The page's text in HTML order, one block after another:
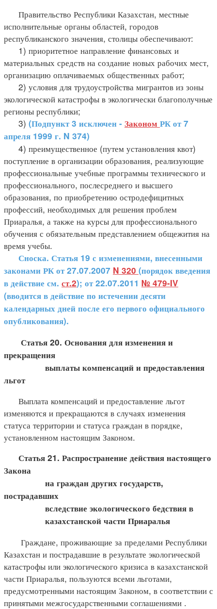
Правительство Республики Казахстан, местные
исполнительные органы областей, городов
республиканского значения, столицы обеспечивают:
1) приоритетное направление финансовых и
материальных средств на создание новых рабочих мест,
организацию оплачиваемых общественных работ;
2) условия для трудоустройства мигрантов из зоны
экологической катастрофы в экологически благополучные
регионы республики;
3) (Подпункт 3 исключен - Законом РК от 7
апреля 1999 г. N 374)
4) преимущественное (путем установления квот)
поступление в организации образования, реализующие
профессиональные учебные программы технического и
профессионального, послесреднего и высшего
образования, по приобретению остродефицитных
профессий, необходимых для решения проблем
Приаралья, а также на курсы для профессионального
обучения с обязательным представлением общежития на
время учебы.
Сноска. Статья 19 с изменениями, внесенными
законами РК от 27.07.2007 N 320 (порядок введения
в действие см. ст.2); от 22.07.2011 № 479-IV
(вводится в действие по истечении десяти
календарных дней после его первого официального
опубликования).
Статья 20. Основания для изменения и
прекращения
выплаты компенсаций и предоставления
льгот
Выплата компенсаций и предоставление льгот
изменяются и прекращаются в случаях изменения
статуса территории и статуса граждан в порядке,
установленном настоящим Законом.
Статья 21. Распространение действия настоящего
Закона
на граждан других государств,
пострадавших
вследствие экологического бедствия в
казахстанской части Приаралья
Граждане, проживающие за пределами Республики
Казахстан и пострадавшие в результате экологической
катастрофы или экологического кризиса в казахстанской
части Приаралья, пользуются всеми льготами,
предусмотренными настоящим Законом, в соответствии с
принятыми межгосударственными соглашениями .